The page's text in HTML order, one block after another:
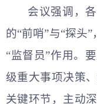
会议强调，
的“前哨”与“探头
“监督员”作用。
级重大事项决策
关键环节，主动